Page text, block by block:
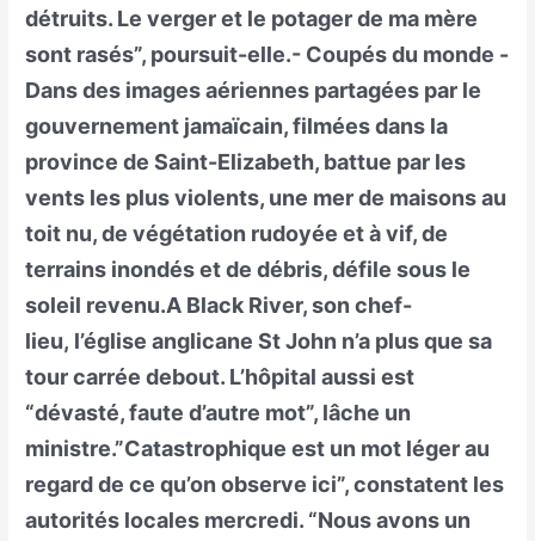
détruits. Le verger et le potager de ma mère
sont rasés”, poursuit-elle.- Coupés du monde -
Dans des images aériennes partagées par le
gouvernement jamaïcain, filmées dans la
province de Saint-Elizabeth, battue par les
vents les plus violents, une mer de maisons au
toit nu, de végétation rudoyée et à vif, de
terrains inondés et de débris, défile sous le
soleil revenu.A Black River, son chef-
lieu, l’église anglicane St John n’a plus que sa
tour carrée debout. L’hôpital aussi est
“dévasté, faute d’autre mot”, lâche un
ministre.”Catastrophique est un mot léger au
regard de ce qu’on observe ici”, constatent les
autorités locales mercredi. “Nous avons un